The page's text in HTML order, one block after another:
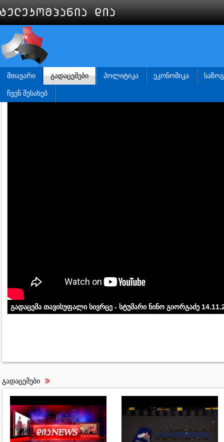
ᲛᲗᲐᲕᲐᲠᲘ ᲒᲐᲓᲐᲪᲔᲛᲔᲑᲘ ᲞᲝᲚᲘᲢᲘᲙᲐ ᲔᲙᲝᲜᲝᲛᲘᲙᲐ
ᲩᲕᲔᲜ ᲨᲔᲡᲐᲮᲔᲑ
გადაცემა თავისუფალი სივრცე - სტუმარი ნინო გიორგაძე
გადაცემები